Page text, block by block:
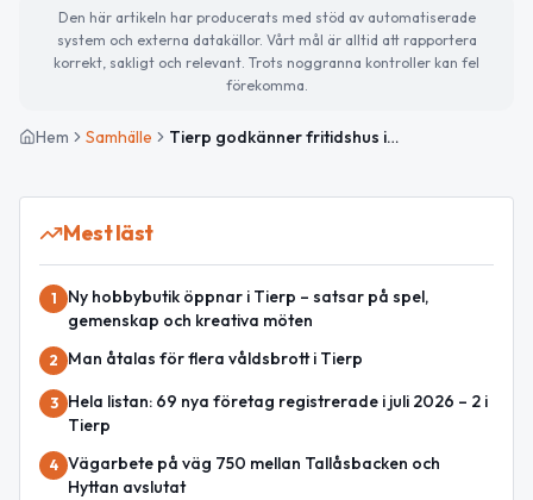
Den här artikeln har producerats med stöd av automatiserade
system och externa datakällor. Vårt mål är alltid att rapportera
korrekt, sakligt och relevant. Trots noggranna kontroller kan fel
förekomma.
Hem Samhälle Tierp godkänner fritidshus inom strandskydd med villkor
Mest läst
1
Ny hobbybutik öppnar i Tierp – satsar på spel,
gemenskap och kreativa möten
2 Man åtalas för flera våldsbrott i Tierp
3
Hela listan: 69 nya företag registrerade i juli 2026 – 2 i
Tierp
4 Vägarbete på väg 750 mellan Tallåsbacken och
Hyttan avslutat